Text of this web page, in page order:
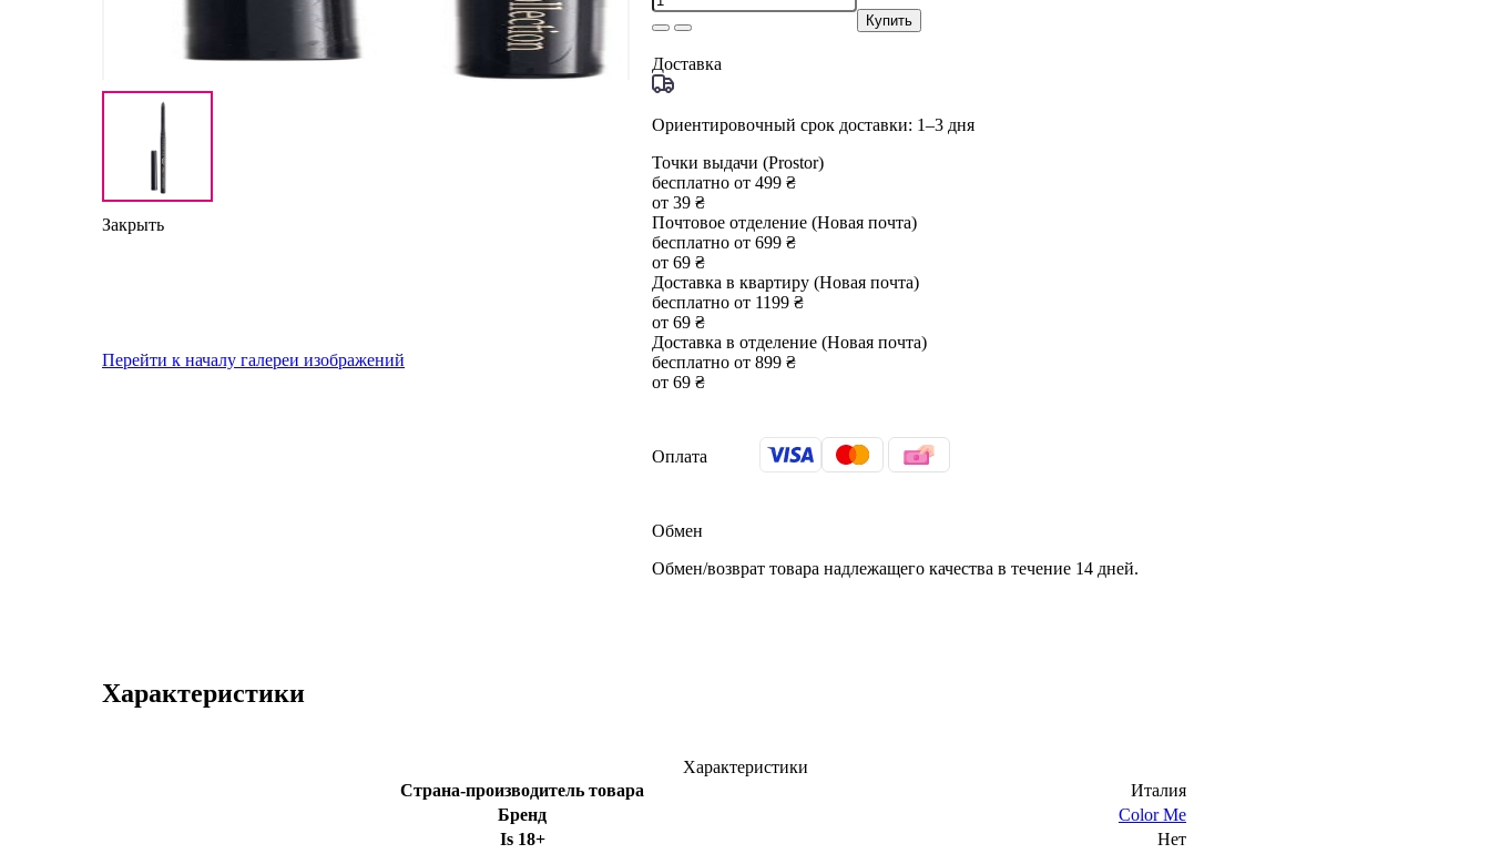
Закрыть
Перейти к началу галереи изображений
Купить
Доставка
Ориентировочный срок доставки: 1–3 дня
Точки выдачи (Prostor)
бесплатно от 499 ₴
от 39 ₴
Почтовое отделение (Новая почта)
бесплатно от 699 ₴
от 69 ₴
Доставка в квартиру (Новая почта)
бесплатно от 1199 ₴
от 69 ₴
Доставка в отделение (Новая почта)
бесплатно от 899 ₴
от 69 ₴
Оплата
Обмен
Обмен/возврат товара надлежащего качества в течение 14 дней.
Характеристики
Характеристики
Страна-производитель товара
Италия
Бренд
Color Me
Is 18+
Нет